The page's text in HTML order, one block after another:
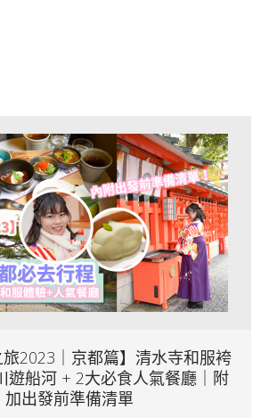
旅2023｜京都篇】清水寺和服袴
遊船河 + 2大必食人氣餐廳｜附
加出發前準備清單